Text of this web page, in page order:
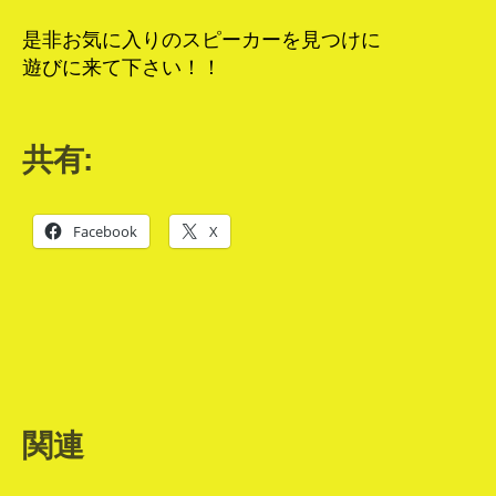
是非お気に入りのスピーカーを見つけに
遊びに来て下さい！！
共有:
Facebook X
関連